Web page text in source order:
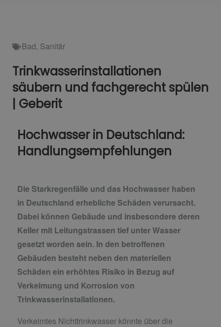
Bad, Sanitär
Trinkwasserinstallationen
säubern und fachgerecht spülen
| Geberit
Hochwasser in Deutschland:
Handlungsempfehlungen
Die Starkregenfälle und das Hochwasser haben
in Deutschland erhebliche Schäden verursacht.
Dabei können Gebäude und insbesondere deren
Keller mit Leitungstrassen tief unter Wasser
gesetzt worden sein. In den betroffenen
Gebäuden besteht neben den materiellen
Schäden ein erhöhtes Risiko in Bezug auf
Verkeimung und Korrosion von
Trinkwasserinstallationen.
Verkeimtes Nichttrinkwasser könnte über die